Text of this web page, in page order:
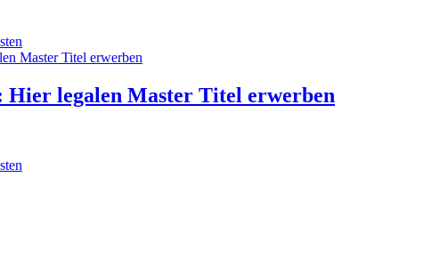
Hier legalen Master Titel erwerben